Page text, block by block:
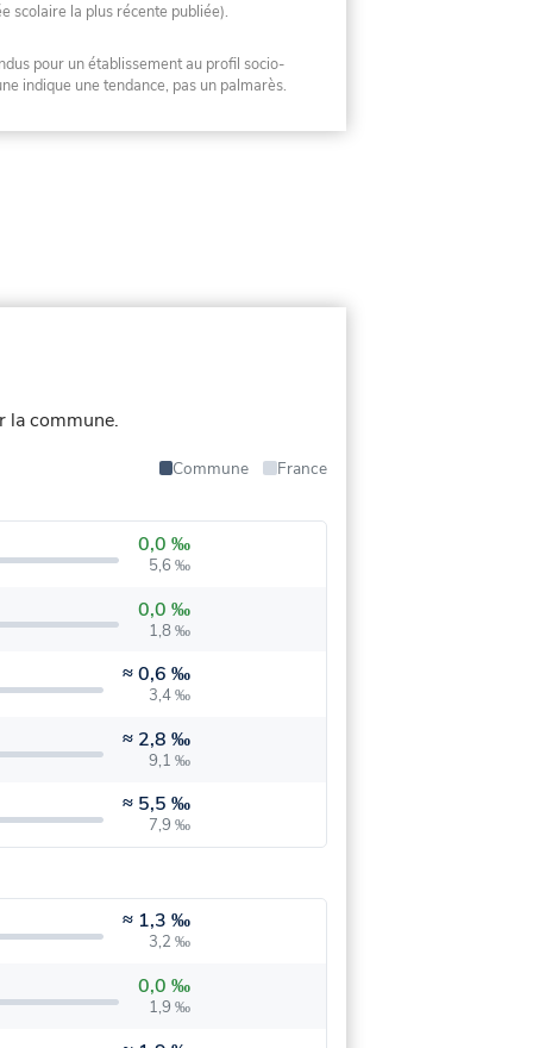
scolaire la plus récente publiée).
pour un établissement au profil socio-
indique une tendance, pas un palmarès.
la commune.
Commune
France
0,0 ‰
5,6 ‰
0,0 ‰
1,8 ‰
≈0,6 ‰
3,4 ‰
≈ 2,8 ‰
9,1 ‰
≈ 5,5 ‰
7,9 ‰
≈ 1,3 ‰
3,2 ‰
0,0 ‰
1,9 ‰